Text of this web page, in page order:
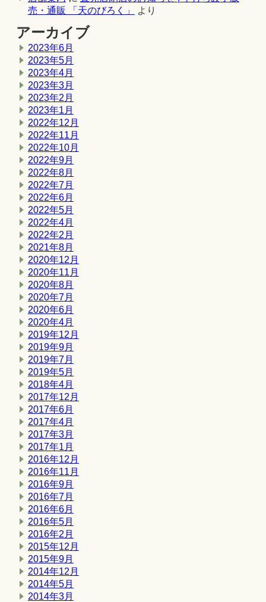
売・通販 「天のびろく」
より
アーカイブ
2023年6月
2023年5月
2023年4月
2023年3月
2023年2月
2023年1月
2022年12月
2022年11月
2022年10月
2022年9月
2022年8月
2022年7月
2022年6月
2022年5月
2022年4月
2022年2月
2021年8月
2020年12月
2020年11月
2020年8月
2020年7月
2020年6月
2020年4月
2019年12月
2019年9月
2019年7月
2019年5月
2018年4月
2017年12月
2017年6月
2017年4月
2017年3月
2017年1月
2016年12月
2016年11月
2016年9月
2016年7月
2016年6月
2016年5月
2016年2月
2015年12月
2015年9月
2014年12月
2014年5月
2014年3月